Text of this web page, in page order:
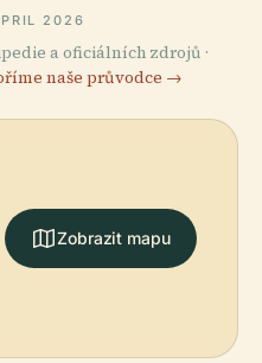
2026
a oficiálních zdrojů ·
naše průvodce →
Zobrazit mapu